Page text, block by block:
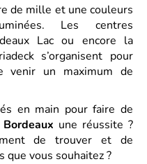
de mille et une couleurs
Les centres
Lac ou encore la
s’organisent pour
venir un maximum de
en main pour faire de
Bordeaux une réussite ?
de trouver et de
vous souhaitez ?